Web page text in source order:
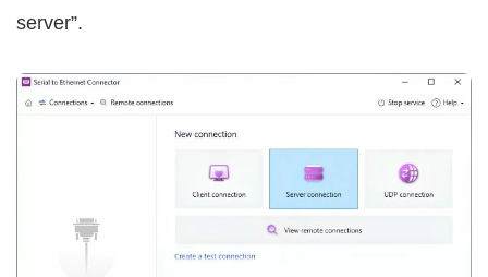
server”.